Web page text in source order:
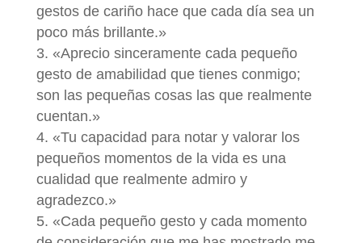
gestos de cariño hace que cada día sea un
poco más brillante.»
«Aprecio sinceramente cada pequeño
gesto de amabilidad que tienes conmigo;
son las pequeñas cosas las que realmente
cuentan.»
«Tu capacidad para notar y valorar los
pequeños momentos de la vida es una
cualidad que realmente admiro y
agradezco.»
«Cada pequeño gesto y cada momento